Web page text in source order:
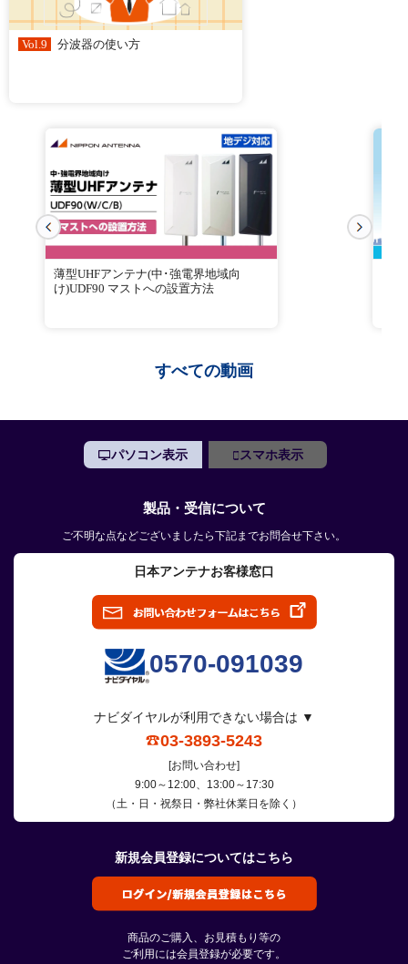
Vol.9 分波器の使い方
薄型UHFアンテナ(中･強電界地域向
け)UDF90 マストへの設置方法
すべての動画
パソコン表示 スマホ表示
製品・受信について
ご不明な点などございましたら下記までお問合せ下さい。
日本アンテナお客様窓口
0570-091039
ナビダイヤルが利用できない場合は ▼
03-3893-5243
[お問い合わせ]
9:00～12:00、13:00～17:30
（土・日・祝祭日・弊社休業日を除く）
新規会員登録についてはこちら
商品のご購入、お見積もり等の
ご利用には会員登録が必要です。